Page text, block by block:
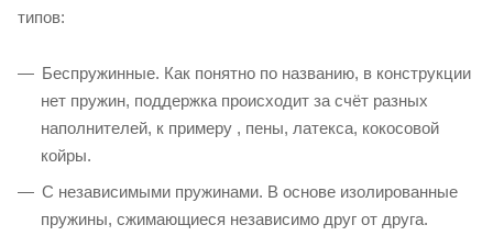
типов:
Беспружинные. Как понятно по названию, в конструкции
нет пружин, поддержка происходит за счёт разных
наполнителей, к примеру , пены, латекса, кокосовой
койры.
С независимыми пружинами. В основе изолированные
пружины, сжимающиеся независимо друг от друга.